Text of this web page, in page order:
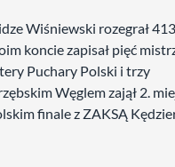
Wiśniewski rozegrał
koncie zapisał pięć
Puchary Polski i trzy
Węglem zajął 2.
finale z ZAKSĄ